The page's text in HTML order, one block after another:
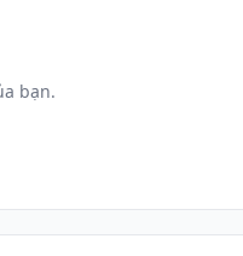
bạn.